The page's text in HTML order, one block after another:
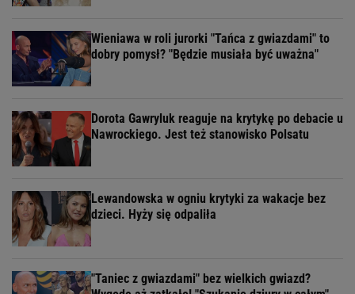
Wieniawa w roli jurorki "Tańca z gwiazdami" to
dobry pomysł? "Będzie musiała być uważna"
Dorota Gawryluk reaguje na krytykę po debacie u
Nawrockiego. Jest też stanowisko Polsatu
Lewandowska w ogniu krytyki za wakacje bez
dzieci. Hyży się odpaliła
"Taniec z gwiazdami" bez wielkich gwiazd?